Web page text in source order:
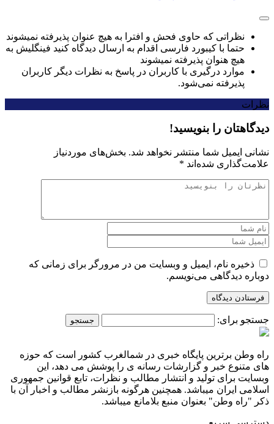
نظراتی که حاوی فحش و افترا به هیچ عنوان پذیرفته نمیشوند
حتما با کیبورد فارسی اقدام به ارسال دیدگاه کنید فینگلیش به
هیچ هنوان پذیرفته نمیشوند
موارد درگیری با کاربران در پاسخ به نظرات دیگر کاربران
پذیرفته نمی‌شود.
نظرات
دیدگاهتان را بنویسید!
نشانی ایمیل شما منتشر نخواهد شد. بخش‌های موردنیاز
علامت‌گذاری شده‌اند *
ذخیره نام، ایمیل و وبسایت من در مرورگر برای زمانی که
دوباره دیدگاهی می‌نویسم.
جستجو برای:
راه وطن برترین پایگاه خبری در شمالغرب کشور است که حوزه
های متنوع خبر و گزارشات رسانه ی را پوشش می دهد، این
وبسایت برای تولید و انتشار مطالب و نظرات، تابع قوانین جمهوری
اسلامی ایران میباشد. همچنین هرگونه بازنشر مطالب و اخبار آن با
ذکر "راه وطن" بعنوان منبع بلامانع میباشد.